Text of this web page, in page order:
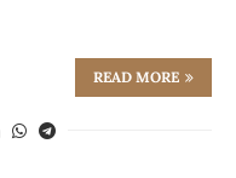
READ MORE